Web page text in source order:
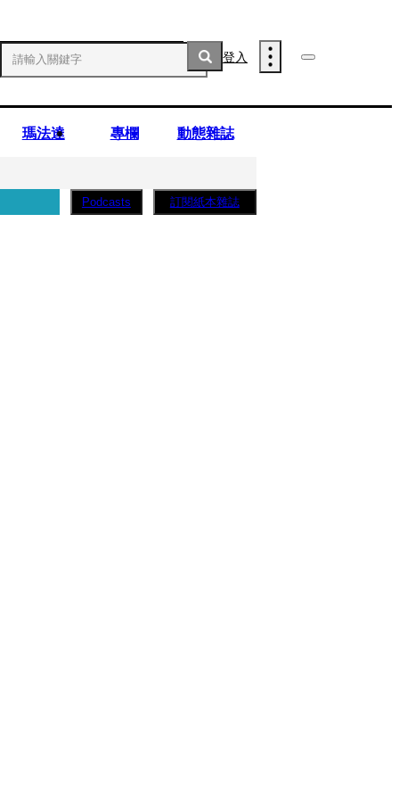
登入
瑪法達 專欄 動態雜誌
Podcasts 訂閱紙本雜誌